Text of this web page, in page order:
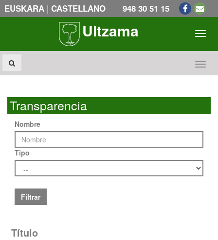
EUSKARA | CASTELLANO 948 30 51 15
Ultzama
Transparencia
Nombre
Tipo
Filtrar
Título